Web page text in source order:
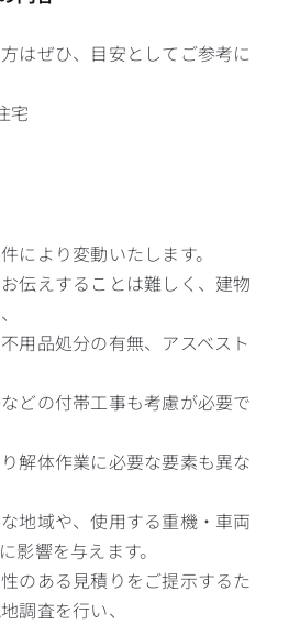
はぜひ、目安としてご参考に
宅
により変動いたします。
伝えすることは難しく、建物
用品処分の有無、アスベスト
どの付帯工事も考慮が必要で
解体作業に必要な要素も異な
地域や、使用する重機・車両
影響を与えます。
のある見積りをご提示するた
調査を行い、